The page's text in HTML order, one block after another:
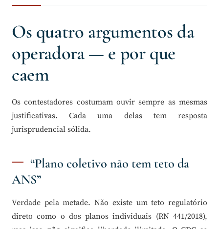
Os quatro argumentos da
operadora — e por que
caem
Os contestadores costumam ouvir sempre as mesmas
justificativas. Cada uma delas tem resposta
jurisprudencial sólida.
“Plano coletivo não tem teto da
ANS”
Verdade pela metade. Não existe um teto regulatório
direto como o dos planos individuais (RN 441/2018),